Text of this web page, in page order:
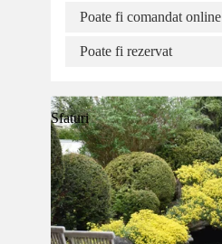
Poate fi comandat online
Poate fi rezervat
Sfaturi